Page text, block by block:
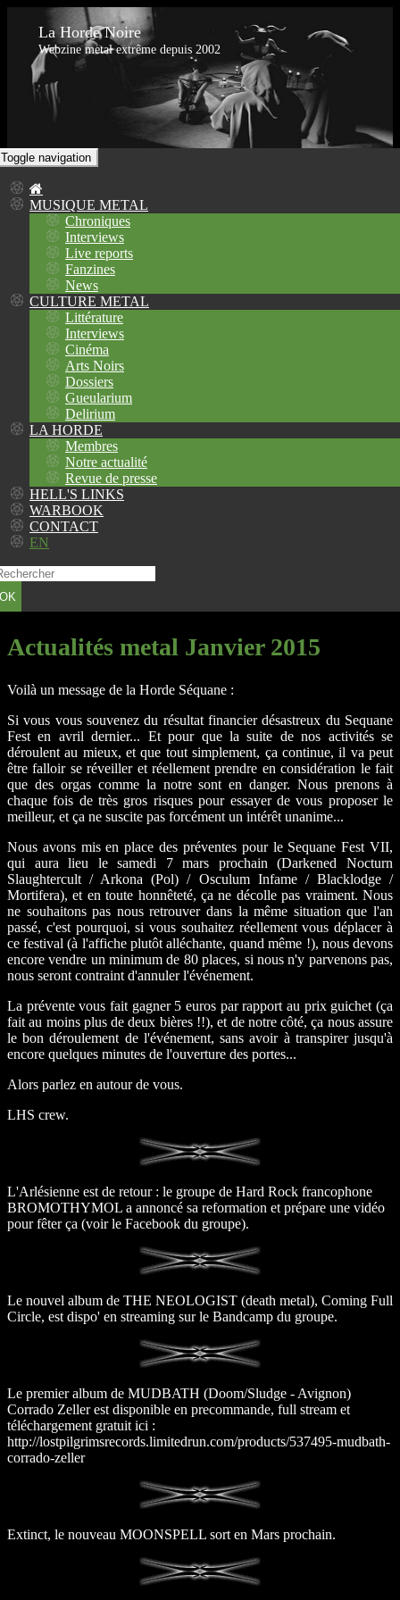
La Horde Noire
Webzine metal extrême depuis 2002
Toggle navigation
MUSIQUE METAL
Chroniques
Interviews
Live reports
Fanzines
News
CULTURE METAL
Littérature
Interviews
Cinéma
Arts Noirs
Dossiers
Gueularium
Delirium
LA HORDE
Membres
Notre actualité
Revue de presse
HELL'S LINKS
WARBOOK
CONTACT
EN
OK
Actualités metal Janvier 2015
Voilà un message de la Horde Séquane :
Si vous vous souvenez du résultat financier désastreux du Sequane
Fest en avril dernier... Et pour que la suite de nos activités se
déroulent au mieux, et que tout simplement, ça continue, il va peut
être falloir se réveiller et réellement prendre en considération le fait
que des orgas comme la notre sont en danger. Nous prenons à
chaque fois de très gros risques pour essayer de vous proposer le
meilleur, et ça ne suscite pas forcément un intérêt unanime...
Nous avons mis en place des préventes pour le Sequane Fest VII,
qui aura lieu le samedi 7 mars prochain (Darkened Nocturn
Slaughtercult / Arkona (Pol) / Osculum Infame / Blacklodge /
Mortifera), et en toute honnêteté, ça ne décolle pas vraiment. Nous
ne souhaitons pas nous retrouver dans la même situation que l'an
passé, c'est pourquoi, si vous souhaitez réellement vous déplacer à
ce festival (à l'affiche plutôt alléchante, quand même !), nous devons
encore vendre un minimum de 80 places, si nous n'y parvenons pas,
nous seront contraint d'annuler l'événement.
La prévente vous fait gagner 5 euros par rapport au prix guichet (ça
fait au moins plus de deux bières !!), et de notre côté, ça nous assure
le bon déroulement de l'événement, sans avoir à transpirer jusqu'à
encore quelques minutes de l'ouverture des portes...
Alors parlez en autour de vous.
LHS crew.
L'Arlésienne est de retour : le groupe de Hard Rock francophone
BROMOTHYMOL a annoncé sa reformation et prépare une vidéo
pour fêter ça (voir le Facebook du groupe).
Le nouvel album de THE NEOLOGIST (death metal), Coming Full
Circle, est dispo' en streaming sur le Bandcamp du groupe.
Le premier album de MUDBATH (Doom/Sludge - Avignon)
Corrado Zeller est disponible en precommande, full stream et
téléchargement gratuit ici :
http://lostpilgrimsrecords.limitedrun.com/products/537495-mudbath-
corrado-zeller
Extinct, le nouveau MOONSPELL sort en Mars prochain.